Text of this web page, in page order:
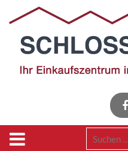
Suchen